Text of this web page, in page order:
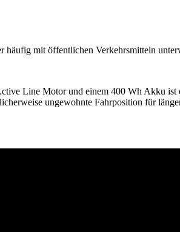
mit öffentlichen Verkehrsmitteln
Line Motor und einem 400 Wh Akku ist
ungewohnte Fahrposition für